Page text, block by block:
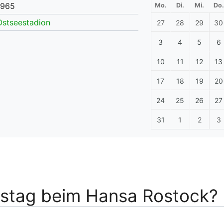
WM 2026 Spielplan Excel – kostenlos
downloaden & automatisch ausfüllen
Mo. Di. Mi. Do.
27 28 29 30
3 4 5 6
10 11 12 13
17 18 19 20
24 25 26 27
31 1 2 3
beim Hansa Rostock?